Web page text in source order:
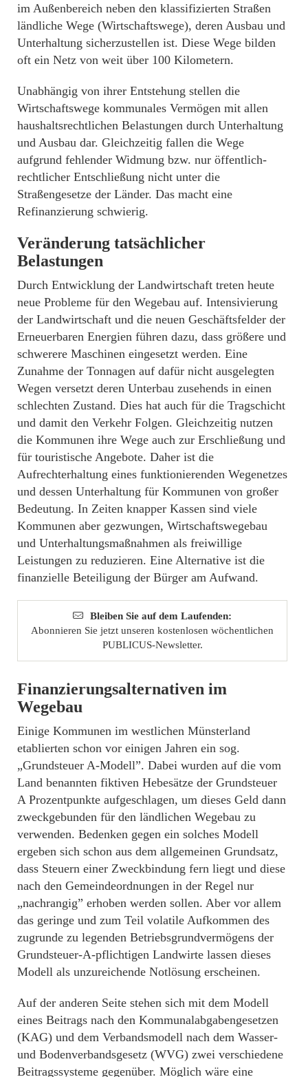
im Außenbereich neben den klassifizierten Straßen
ländliche Wege (Wirtschaftswege), deren Ausbau und
Unterhaltung sicherzustellen ist. Diese Wege bilden
oft ein Netz von weit über 100 Kilometern.
Unabhängig von ihrer Entstehung stellen die
Wirtschaftswege kommunales Vermögen mit allen
haushaltsrechtlichen Belastungen durch Unterhaltung
und Ausbau dar. Gleichzeitig fallen die Wege
aufgrund fehlender Widmung bzw. nur öffentlich-
rechtlicher Entschließung nicht unter die
Straßengesetze der Länder. Das macht eine
Refinanzierung schwierig.
Veränderung tatsächlicher
Belastungen
Durch Entwicklung der Landwirtschaft treten heute
neue Probleme für den Wegebau auf. Intensivierung
der Landwirtschaft und die neuen Geschäftsfelder der
Erneuerbaren Energien führen dazu, dass größere und
schwerere Maschinen eingesetzt werden. Eine
Zunahme der Tonnagen auf dafür nicht ausgelegten
Wegen versetzt deren Unterbau zusehends in einen
schlechten Zustand. Dies hat auch für die Tragschicht
und damit den Verkehr Folgen. Gleichzeitig nutzen
die Kommunen ihre Wege auch zur Erschließung und
für touristische Angebote. Daher ist die
Aufrechterhaltung eines funktionierenden Wegenetzes
und dessen Unterhaltung für Kommunen von großer
Bedeutung. In Zeiten knapper Kassen sind viele
Kommunen aber gezwungen, Wirtschaftswegebau
und Unterhaltungsmaßnahmen als freiwillige
Leistungen zu reduzieren. Eine Alternative ist die
finanzielle Beteiligung der Bürger am Aufwand.
Bleiben Sie auf dem Laufenden:
Abonnieren Sie jetzt unseren kostenlosen wöchentlichen
PUBLICUS-Newsletter.
Finanzierungsalternativen im
Wegebau
Einige Kommunen im westlichen Münsterland
etablierten schon vor einigen Jahren ein sog.
„Grundsteuer A-Modell”. Dabei wurden auf die vom
Land benannten fiktiven Hebesätze der Grundsteuer
A Prozentpunkte aufgeschlagen, um dieses Geld dann
zweckgebunden für den ländlichen Wegebau zu
verwenden. Bedenken gegen ein solches Modell
ergeben sich schon aus dem allgemeinen Grundsatz,
dass Steuern einer Zweckbindung fern liegt und diese
nach den Gemeindeordnungen in der Regel nur
„nachrangig” erhoben werden sollen. Aber vor allem
das geringe und zum Teil volatile Aufkommen des
zugrunde zu legenden Betriebsgrundvermögens der
Grundsteuer-A-pflichtigen Landwirte lassen dieses
Modell als unzureichende Notlösung erscheinen.
Auf der anderen Seite stehen sich mit dem Modell
eines Beitrags nach den Kommunalabgabengesetzen
(KAG) und dem Verbandsmodell nach dem Wasser-
und Bodenverbandsgesetz (WVG) zwei verschiedene
Beitragssysteme gegenüber. Möglich wäre eine